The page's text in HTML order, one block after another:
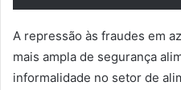
A repressão às fraudes em
mais ampla de segurança
informalidade no setor de